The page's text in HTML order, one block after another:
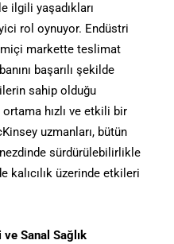
ilgili yaşadıkları
rol oynuyor. Endüstri
markette teslimat
başarılı şekilde
sahip olduğu
hızlı ve etkili bir
uzmanları, bütün
sürdürülebilirlikle
kalıcılık üzerinde etkileri
Sanal Sağlık